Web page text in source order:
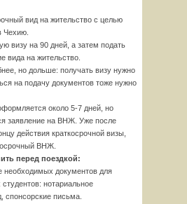
вид на жительство с целью
Чехию.
визу на 90 дней, а затем подать
вида на жительство.
но дольше: получать визу нужно
на подачу документов тоже нужно
около 5-7 дней, но
заявление на ВНЖ. Уже после
действия краткосрочной визы,
ВНЖ.
перед поездкой:
необходимых документов для
нотариальное
спонсорские письма.